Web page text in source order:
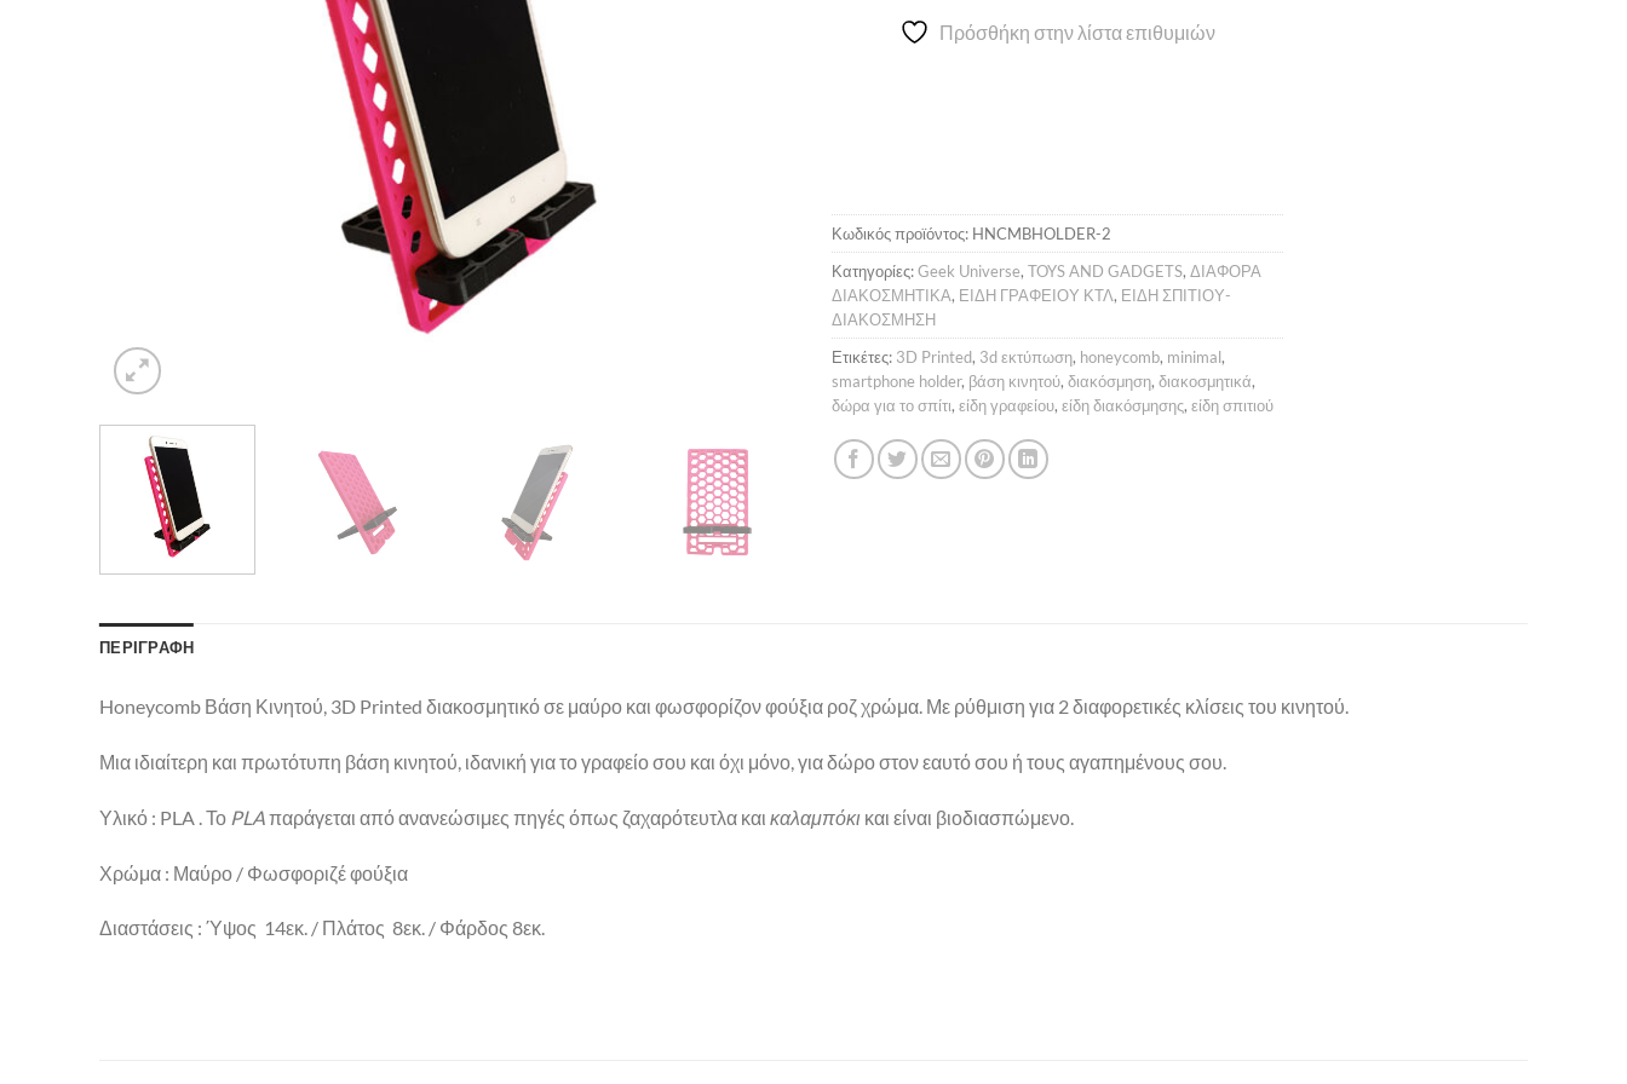
Πρόσθήκη στην λίστα επιθυμιών
Κωδικός προϊόντος: HNCMBHOLDER-2
Κατηγορίες:Geek Universe, TOYS AND GADGETS, ΔΙΑΦΟΡΑ
ΔΙΑΚΟΣΜΗΤΙΚΑ, ΕΙΔΗ ΓΡΑΦΕΙΟΥ ΚΤΛ, ΕΙΔΗ ΣΠΙΤΙΟΥ-
ΔΙΑΚΟΣΜΗΣΗ
Ετικέτες: 3D Printed, 3d εκτύπωση, honeycomb, minimal,
smartphone holder, βάση κινητού, διακόσμηση, διακοσμητικά,
δώρα για το σπίτι, είδη γραφείου, είδη διακόσμησης, είδη σπιτιού
ΠΕΡΙΓΡΑΦΉ
Honeycomb Βάση Κινητού, 3D Printed διακοσμητικό σε μαύρο και φωσφορίζον φούξια ροζ χρώμα. Με ρύθμιση για 2 διαφορετικές κλίσεις του κινητού.
Μια ιδιαίτερη και πρωτότυπη βάση κινητού, ιδανική για το γραφείο σου και όχι μόνο, για δώρο στον εαυτό σου ή τους αγαπημένους σου.
Υλικό : PLA . Το PLAπαράγεται από ανανεώσιμες πηγές όπως ζαχαρότευτλα και καλαμπόκι και είναι βιοδιασπώμενο.
Χρώμα : Μαύρο / Φωσφοριζέ φούξια
Διαστάσεις : Ύψος 14εκ. / Πλάτος 8εκ. / Φάρδος 8εκ.